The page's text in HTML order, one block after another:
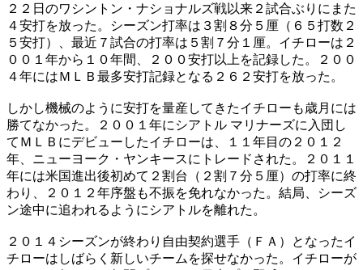
２２日のワシントン・ナショナルズ戦以来２試合ぶりにまた
４安打を放った。シーズン打率は３割８分５厘（６５打数２
５安打）、最近７試合の打率は５割７分１厘。イチローは２
００１年から１０年間、２００安打以上を記録した。２００
４年にはＭＬＢ最多安打記録となる２６２安打を放った。
しかし機械のように安打を量産してきたイチローも歳月には
勝てなかった。２００１年にシアトル マリナーズに入団し
てＭＬＢにデビューしたイチローは、１１年目の２０１２
年、ニューヨーク・ヤンキースにトレードされた。２０１１
年には米国進出後初めて２割台（２割７分５厘）の打率に終
わり、２０１２年序盤も不振を免れなかった。結局、シーズ
ン途中に追われるようにシアトルを離れた。
２０１４シーズンが終わり自由契約選手（ＦＡ）となったイ
チローはしばらく新しいチームを探せなかった。イチローが